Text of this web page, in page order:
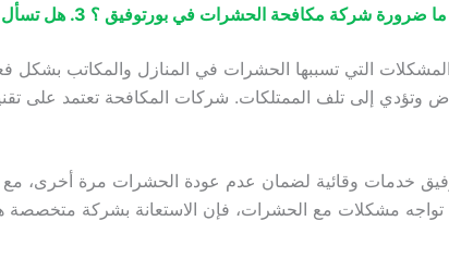
التي تسببها الحشرات في المنازل والمكاتب بشكل
إلى تلف الممتلكات. شركات المكافحة تعتمد على
خدمات وقائية لضمان عدم عودة الحشرات مرة أخرى،
مشكلات مع الحشرات، فإن الاستعانة بشركة متخصصة